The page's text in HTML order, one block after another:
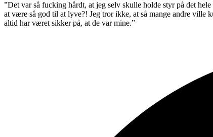
”Det var så fucking hårdt, at jeg selv skulle holde styr på det
at være så god til at lyve?! Jeg tror ikke, at så mange andre ville
altid har været sikker på, at de var mine.”